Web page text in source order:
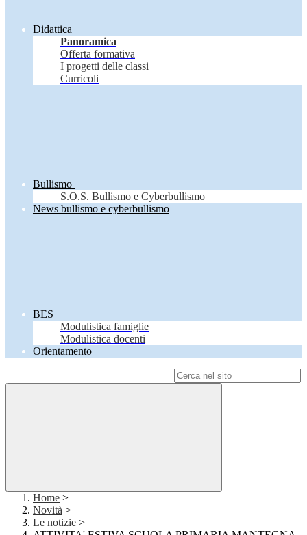
Didattica
Panoramica
Offerta formativa
I progetti delle classi
Curricoli
Bullismo
S.O.S. Bullismo e Cyberbullismo
News bullismo e cyberbullismo
BES
Modulistica famiglie
Modulistica docenti
Orientamento
Home >
Novità >
Le notizie >